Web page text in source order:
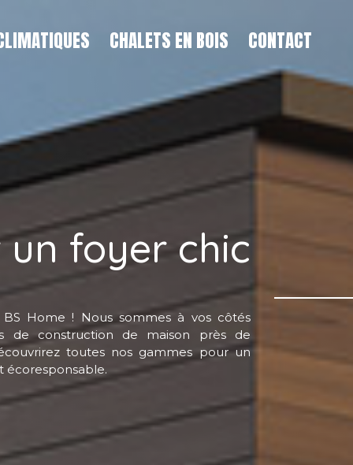
CHALETS EN BOIS CONTACT
un foyer chic
Home ! Nous sommes à vos côtés
de construction de maison près de
toutes nos gammes pour un
écoresponsable.